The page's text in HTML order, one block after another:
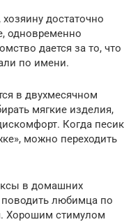
достаточно
одновременно
дается за то, что
по имени.
в двухмесячном
мягкие изделия,
Когда песик
можно переходить
в домашних
любимца по
Хорошим стимулом